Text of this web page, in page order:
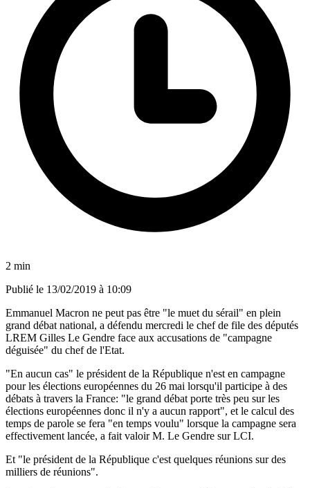
2 min
Publié le 13/02/2019 à 10:09
Emmanuel Macron ne peut pas être "le muet du sérail" en plein
grand débat national, a défendu mercredi le chef de file des députés
LREM Gilles Le Gendre face aux accusations de "campagne
déguisée" du chef de l'Etat.
"En aucun cas" le président de la République n'est en campagne
pour les élections européennes du 26 mai lorsqu'il participe à des
débats à travers la France: "le grand débat porte très peu sur les
élections européennes donc il n'y a aucun rapport", et le calcul des
temps de parole se fera "en temps voulu" lorsque la campagne sera
effectivement lancée, a fait valoir M. Le Gendre sur LCI.
Et "le président de la République c'est quelques réunions sur des
milliers de réunions".